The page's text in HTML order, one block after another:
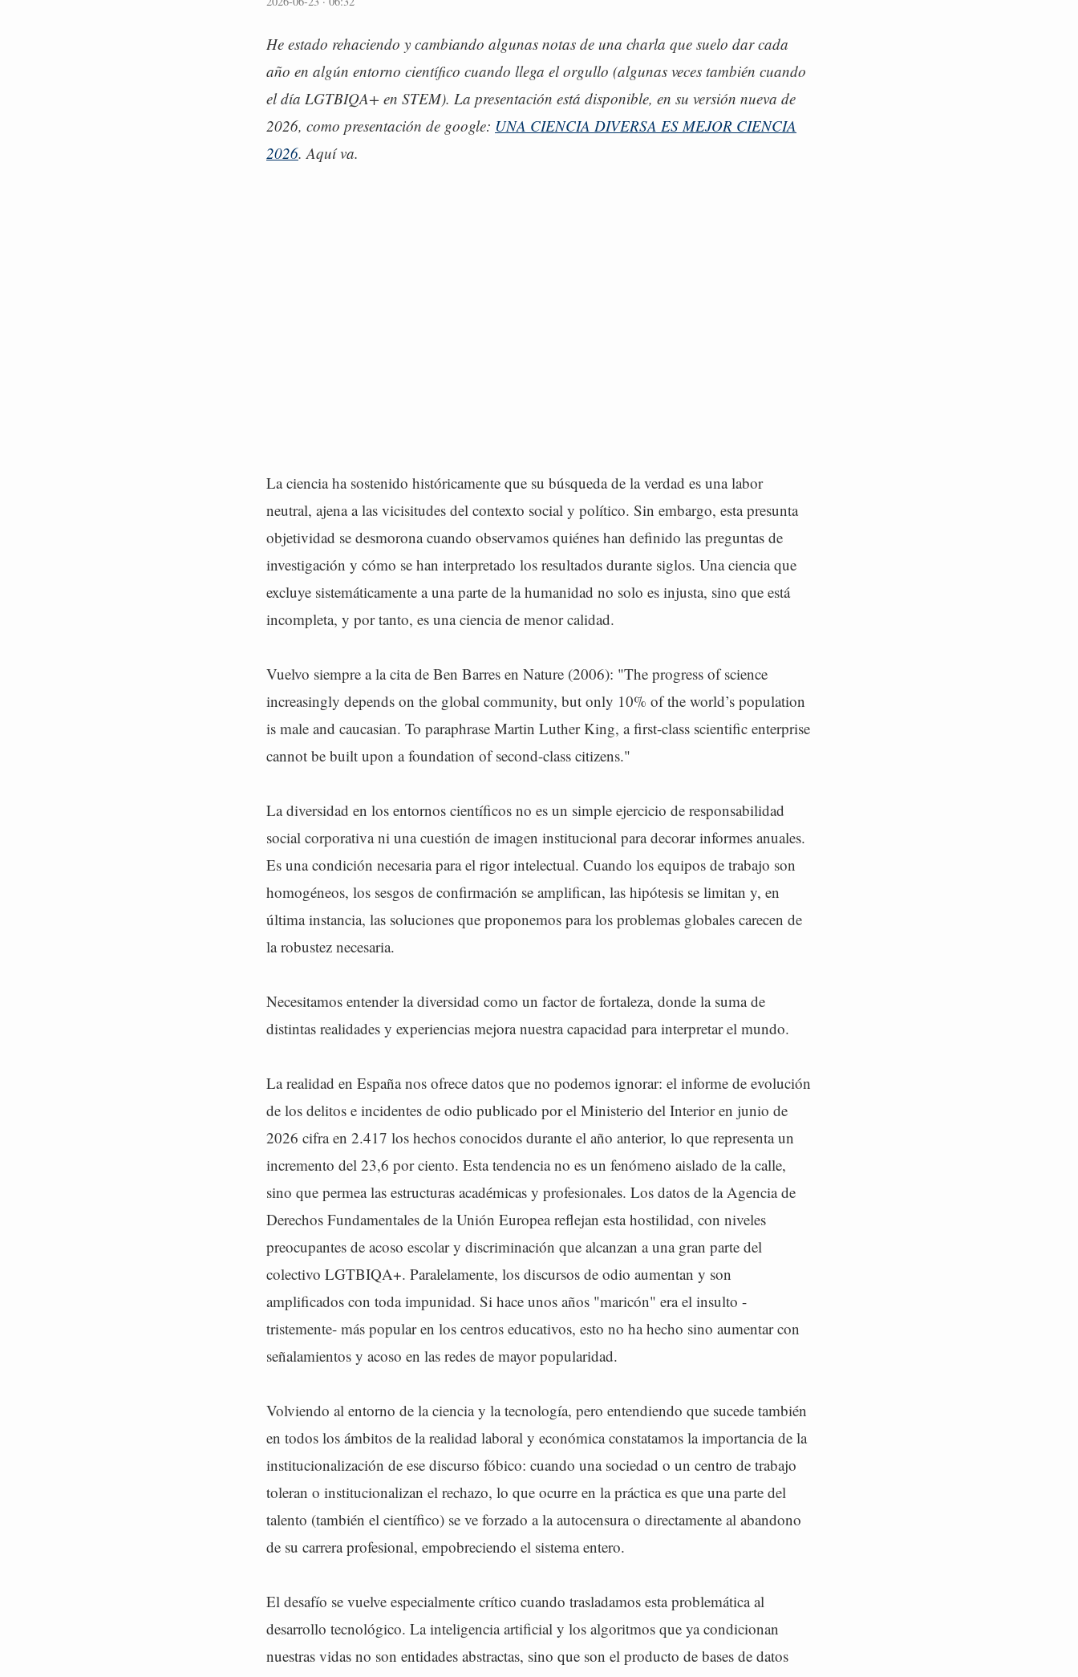
He estado rehaciendo y cambiando algunas notas de una charla que suelo dar cada
año en algún entorno científico cuando llega el orgullo (algunas veces también cuando
el día LGTBIQA+ en STEM). La presentación está disponible, en su versión nueva de
2026, como presentación de google: UNA CIENCIA DIVERSA ES MEJOR CIENCIA
2026. Aquí va.
La ciencia ha sostenido históricamente que su búsqueda de la verdad es una labor
neutral, ajena a las vicisitudes del contexto social y político. Sin embargo, esta presunta
objetividad se desmorona cuando observamos quiénes han definido las preguntas de
investigación y cómo se han interpretado los resultados durante siglos. Una ciencia que
excluye sistemáticamente a una parte de la humanidad no solo es injusta, sino que está
incompleta, y por tanto, es una ciencia de menor calidad.
Vuelvo siempre a la cita de Ben Barres en Nature (2006): "The progress of science
increasingly depends on the global community, but only 10% of the world’s population
is male and caucasian. To paraphrase Martin Luther King, a first-class scientific enterprise
cannot be built upon a foundation of second-class citizens."
La diversidad en los entornos científicos no es un simple ejercicio de responsabilidad
social corporativa ni una cuestión de imagen institucional para decorar informes anuales.
Es una condición necesaria para el rigor intelectual. Cuando los equipos de trabajo son
homogéneos, los sesgos de confirmación se amplifican, las hipótesis se limitan y, en
última instancia, las soluciones que proponemos para los problemas globales carecen de
la robustez necesaria.
Necesitamos entender la diversidad como un factor de fortaleza, donde la suma de
distintas realidades y experiencias mejora nuestra capacidad para interpretar el mundo.
La realidad en España nos ofrece datos que no podemos ignorar: el informe de evolución
de los delitos e incidentes de odio publicado por el Ministerio del Interior en junio de
2026 cifra en 2.417 los hechos conocidos durante el año anterior, lo que representa un
incremento del 23,6 por ciento. Esta tendencia no es un fenómeno aislado de la calle,
sino que permea las estructuras académicas y profesionales. Los datos de la Agencia de
Derechos Fundamentales de la Unión Europea reflejan esta hostilidad, con niveles
preocupantes de acoso escolar y discriminación que alcanzan a una gran parte del
colectivo LGTBIQA+. Paralelamente, los discursos de odio aumentan y son
amplificados con toda impunidad. Si hace unos años "maricón" era el insulto -
tristemente- más popular en los centros educativos, esto no ha hecho sino aumentar con
señalamientos y acoso en las redes de mayor popularidad.
Volviendo al entorno de la ciencia y la tecnología, pero entendiendo que sucede también
en todos los ámbitos de la realidad laboral y económica constatamos la importancia de la
institucionalización de ese discurso fóbico: cuando una sociedad o un centro de trabajo
toleran o institucionalizan el rechazo, lo que ocurre en la práctica es que una parte del
talento (también el científico) se ve forzado a la autocensura o directamente al abandono
de su carrera profesional, empobreciendo el sistema entero.
El desafío se vuelve especialmente crítico cuando trasladamos esta problemática al
desarrollo tecnológico. La inteligencia artificial y los algoritmos que ya condicionan
nuestras vidas no son entidades abstractas, sino que son el producto de bases de datos